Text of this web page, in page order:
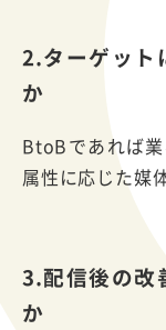
2.ターゲット
か
BtoBであれば業
属性に応じた媒
3.配信後の改
か